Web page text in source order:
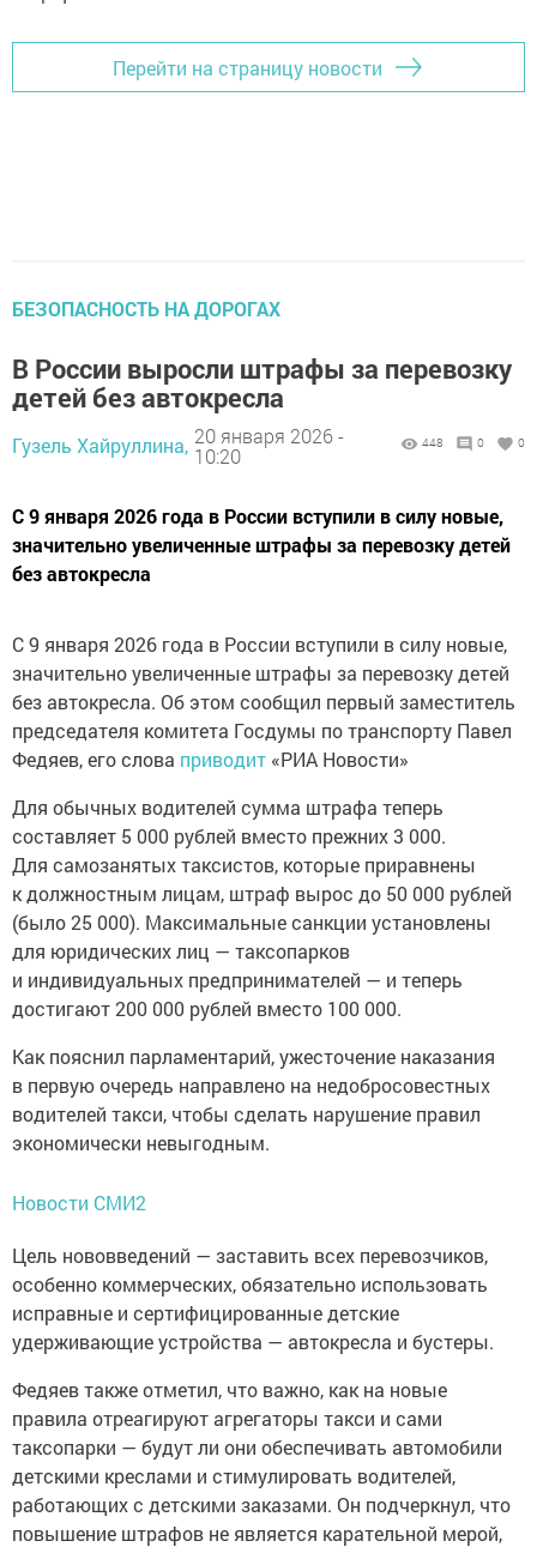
Перейти на страницу новости
БЕЗОПАСНОСТЬ НА ДОРОГАХ
В России выросли штрафы за перевозку
детей без автокресла
Гузель Хайруллина, 20 января 2026 -
10:20
448 0 0
С 9 января 2026 года в России вступили в силу новые,
значительно увеличенные штрафы за перевозку детей
без автокресла
С 9 января 2026 года в России вступили в силу новые,
значительно увеличенные штрафы за перевозку детей
без автокресла. Об этом сообщил первый заместитель
председателя комитета Госдумы по транспорту Павел
Федяев, его слова приводит «РИА Новости»
Для обычных водителей сумма штрафа теперь
составляет 5 000 рублей вместо прежних 3 000.
Для самозанятых таксистов, которые приравнены
к должностным лицам, штраф вырос до 50 000 рублей
(было 25 000). Максимальные санкции установлены
для юридических лиц — таксопарков
и индивидуальных предпринимателей — и теперь
достигают 200 000 рублей вместо 100 000.
Как пояснил парламентарий, ужесточение наказания
в первую очередь направлено на недобросовестных
водителей такси, чтобы сделать нарушение правил
экономически невыгодным.
Новости СМИ2
Цель нововведений — заставить всех перевозчиков,
особенно коммерческих, обязательно использовать
исправные и сертифицированные детские
удерживающие устройства — автокресла и бустеры.
Федяев также отметил, что важно, как на новые
правила отреагируют агрегаторы такси и сами
таксопарки — будут ли они обеспечивать автомобили
детскими креслами и стимулировать водителей,
работающих с детскими заказами. Он подчеркнул, что
повышение штрафов не является карательной мерой,